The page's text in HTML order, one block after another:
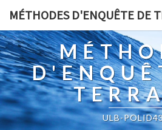
MÉTHODES D'ENQUÊTE DE
ULB-